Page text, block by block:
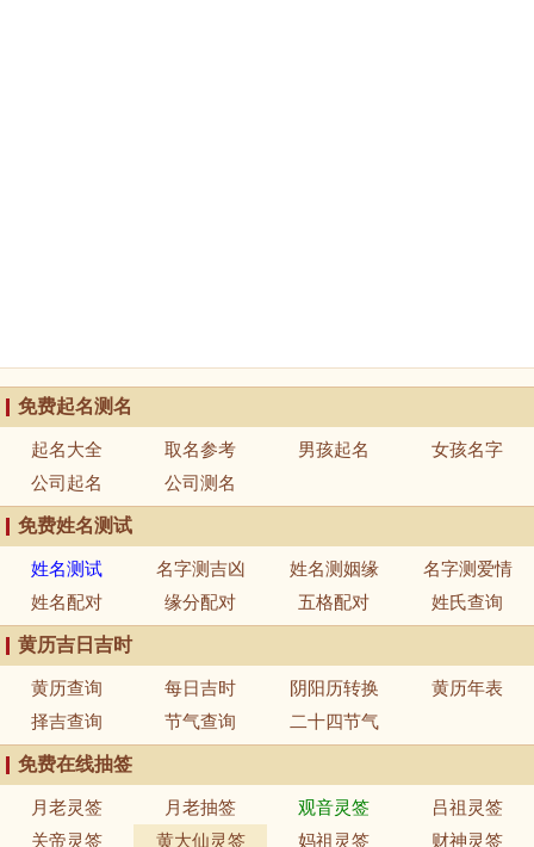
免费起名测名
起名大全 取名参考 男孩起名
女孩名字
公司起名
公司测名
免费姓名测试
姓名测试 名字测吉凶 姓名测姻缘
名字测爱情
姓名配对
缘分配对 五格配对 姓氏查询
黄历吉日吉时
黄历查询 每日吉时 阴阳历转换
黄历年表
择吉查询
节气查询 二十四节气
免费在线抽签
月老灵签 月老抽签 观音灵签
吕祖灵签
关帝灵签
黄大仙灵签 妈祖灵签
财神灵签